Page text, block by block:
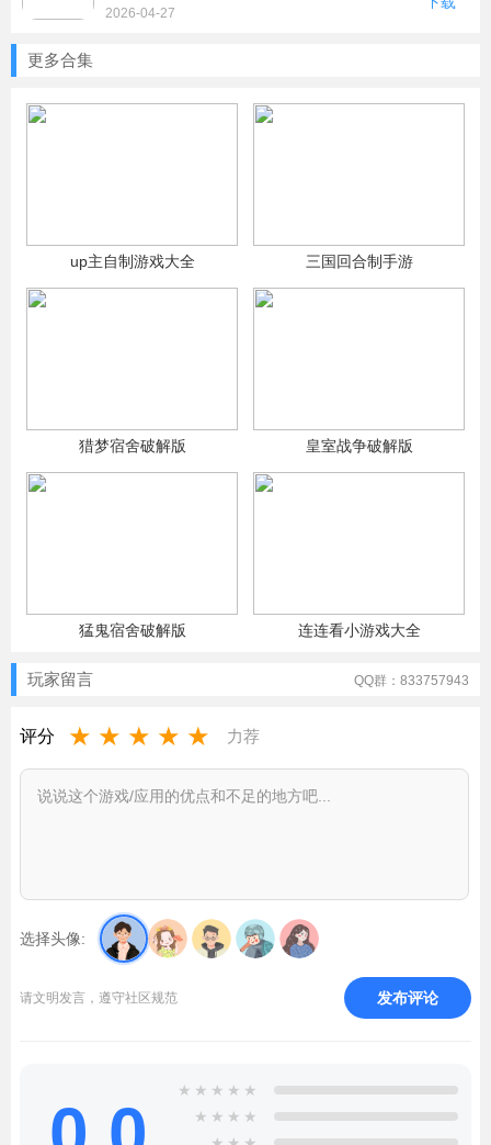
2026-04-27
更多合集
up主自制游戏大全 三国回合制手游
猎梦宿舍破解版 皇室战争破解版
猛鬼宿舍破解版 连连看小游戏大全
玩家留言 QQ群：833757943
评分 ★ ★ ★ ★ ★ 力荐
选择头像:
请文明发言，遵守社区规范 发布评论
★ ★ ★ ★ ★
★ ★ ★ ★